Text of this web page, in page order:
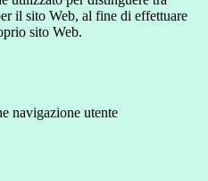
il sito Web, al fine di effettuare
sito Web.
navigazione utente